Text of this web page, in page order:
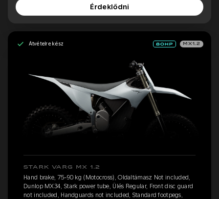
Érdeklődni
Átvételre kész MX1.2
STARK VARG MX 1.2
Hand brake, 75-90 kg (Motocross), Oldaltámasz Not included,
Dunlop MX34, Stark power tube, Ülés Regular, Front disc guard
not included, Handguards not included, Standard footpegs,